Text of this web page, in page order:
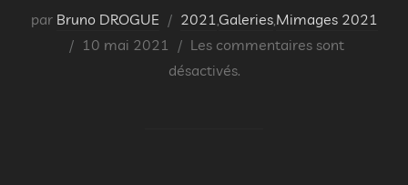
par Bruno DROGUE 2021 Galeries, Mimages 2021
Publié
10 mai 2021
Les commentaires sont
désactivés.